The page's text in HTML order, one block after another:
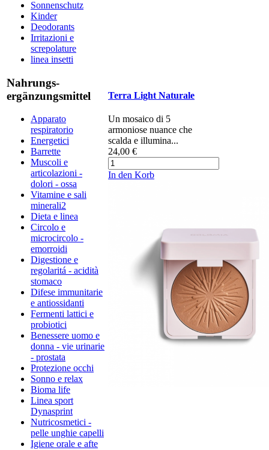
Sonnenschutz
Kinder
Deodorants
Irritazioni e
screpolature
linea insetti
Nahrungs-
ergänzungsmittel
Apparato
respiratorio
Energetici
Barrette
Muscoli e
articolazioni -
dolori - ossa
Vitamine e sali
minerali2
Dieta e linea
Circolo e
microcircolo -
emorroidi
Digestione e
regolaritá - acidità
stomaco
Difese immunitarie
e antiossidanti
Fermenti lattici e
probiotici
Benessere uomo e
donna - vie urinarie
- prostata
Protezione occhi
Sonno e relax
Bioma life
Linea sport
Dynasprint
Nutricosmetici -
pelle unghie capelli
Igiene orale e afte
Terra Light Naturale
​Un mosaico di 5
armoniose nuance che
scalda e illumina...
24,00 €
In den Korb